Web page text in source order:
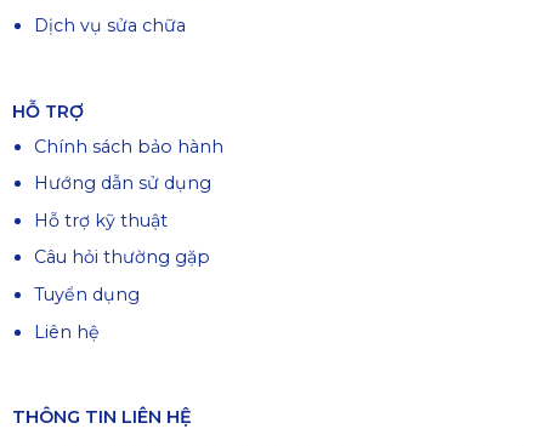
Dịch vụ sửa chữa
HỖ TRỢ
Chính sách bảo hành
Hướng dẫn sử dụng
Hỗ trợ kỹ thuật
Câu hỏi thường gặp
Tuyển dụng
Liên hệ
THÔNG TIN LIÊN HỆ